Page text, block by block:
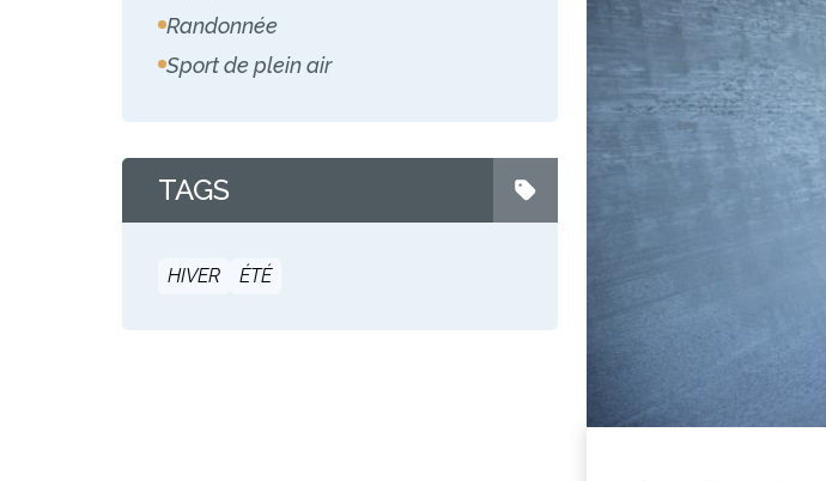
Randonnée
Sport de plein air
TAGS
HIVER ÉTÉ